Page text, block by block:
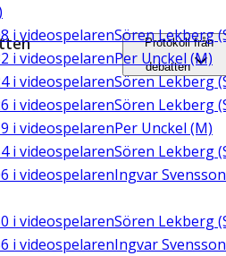
i videospelarenSören Lekberg
i videospelarenPer Unckel (M)
i videospelarenSören Lekberg
i videospelarenSören Lekberg
i videospelarenPer Unckel (M)
i videospelarenSören Lekberg
i videospelarenIngvar Svensson
i videospelarenSören Lekberg
i videospelarenIngvar Svensson
Protokoll från
debatten